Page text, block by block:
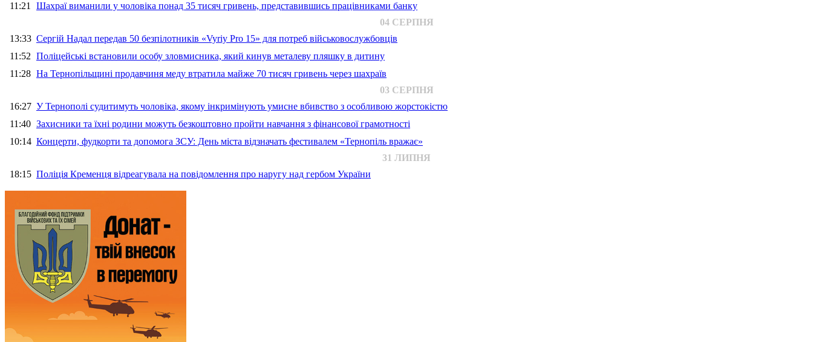
11:21 Шахраї виманили у чоловіка понад 35 тисяч гривень, представившись працівниками банку
04 СЕРПНЯ
13:33 Сергій Надал передав 50 безпілотників «Vyriy Pro 15» для потреб військовослужбовців
11:52 Поліцейські встановили особу зловмисника, який кинув металеву пляшку в дитину
11:28 На Тернопільщині продавчиня меду втратила майже 70 тисяч гривень через шахраїв
03 СЕРПНЯ
16:27 У Тернополі судитимуть чоловіка, якому інкримінують умисне вбивство з особливою жорстокістю
11:40 Захисники та їхні родини можуть безкоштовно пройти навчання з фінансової грамотності
10:14 Концерти, фудкорти та допомога ЗСУ: День міста відзначать фестивалем «Тернопіль вражає»
31 ЛИПНЯ
18:15 Поліція Кременця відреагувала на повідомлення про наругу над гербом України